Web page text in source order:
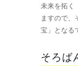
未来を拓く
ますので、
宝」となる
そろば